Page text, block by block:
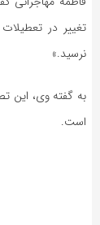
تغییر در
نرسید.»
به گفته وی، این
است.